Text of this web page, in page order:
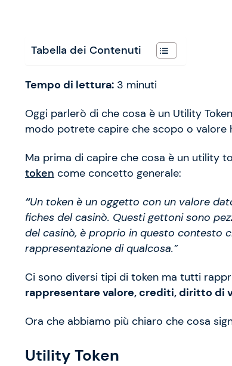
Tabella dei Contenuti
Tempo di lettura: 3 minuti
Oggi parlerò di che cosa è un Utility
modo potrete capire che scopo o valore
Ma prima di capire che cosa è un utility
token come concetto generale:
“Un token è un oggetto con un valore
fiches del casinò. Questi gettoni sono
del casinò, è proprio in questo contesto
rappresentazione di qualcosa.”
Ci sono diversi tipi di token ma tutti
rappresentare valore, crediti, diritto di
Ora che abbiamo più chiaro che cosa
Utility Token